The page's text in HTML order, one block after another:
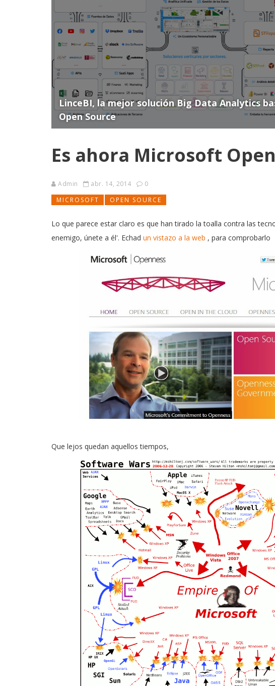
LinceBI, la mejor solución Big Data Analytics
Open Source
Es ahora Microsoft
Admin abr. 14, 2014
0
MICROSOFT
OPEN SOURCE
Lo que parece estar claro es que han tirado la toalla contra las
enemigo, únete a él'. Echad un vistazo a la web , para comprobarlo
Que lejos quedan aquellos tiempos,